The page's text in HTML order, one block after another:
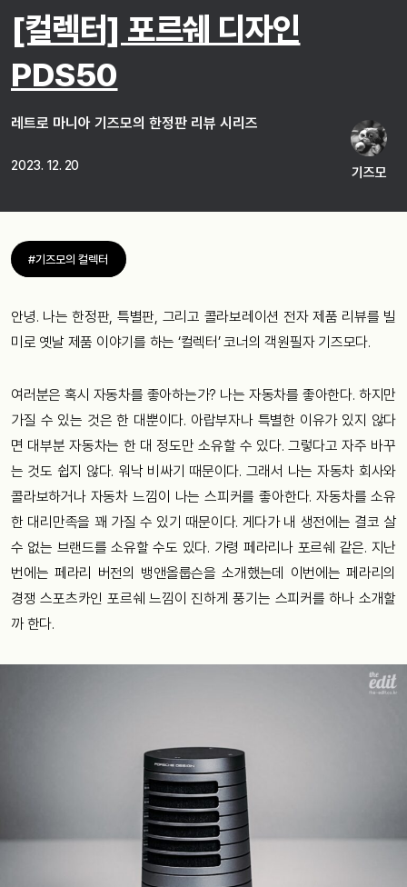
[컬렉터] 포르쉐 디자인
PDS50
레트로 마니아 기즈모의 한정판 리뷰 시리즈
2023. 12. 20 기즈모
#기즈모의 컬렉터
안녕. 나는 한정판, 특별판, 그리고 콜라보레이션 전자 제품 리뷰를 빌
미로 옛날 제품 이야기를 하는 ‘컬렉터’ 코너의 객원필자 기즈모다.
여러분은 혹시 자동차를 좋아하는가? 나는 자동차를 좋아한다. 하지만
가질 수 있는 것은 한 대뿐이다. 아랍부자나 특별한 이유가 있지 않다
면 대부분 자동차는 한 대 정도만 소유할 수 있다. 그렇다고 자주 바꾸
는 것도 쉽지 않다. 워낙 비싸기 때문이다. 그래서 나는 자동차 회사와
콜라보하거나 자동차 느낌이 나는 스피커를 좋아한다. 자동차를 소유
한 대리만족을 꽤 가질 수 있기 때문이다. 게다가 내 생전에는 결코 살
수 없는 브랜드를 소유할 수도 있다. 가령 페라리나 포르쉐 같은. 지난
번에는 페라리 버전의 뱅앤올룹슨을 소개했는데 이번에는 페라리의
경쟁 스포츠카인 포르쉐 느낌이 진하게 풍기는 스피커를 하나 소개할
까 한다.